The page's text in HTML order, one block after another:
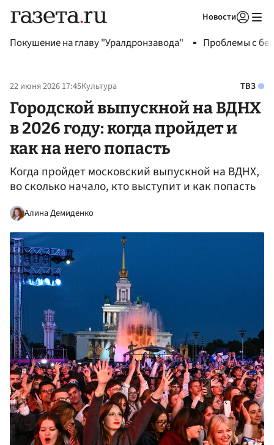
Новости
Покушение на главу "Уралдронзавода" Проблемы с
22 июня 2026 17:45Культура ТВЗ
Городской выпускной на ВДНХ
в 2026 году: когда пройдет и
как на него попасть
Когда пройдет московский выпускной на ВДНХ,
во сколько начало, кто выступит и как попасть
Алина Демиденко